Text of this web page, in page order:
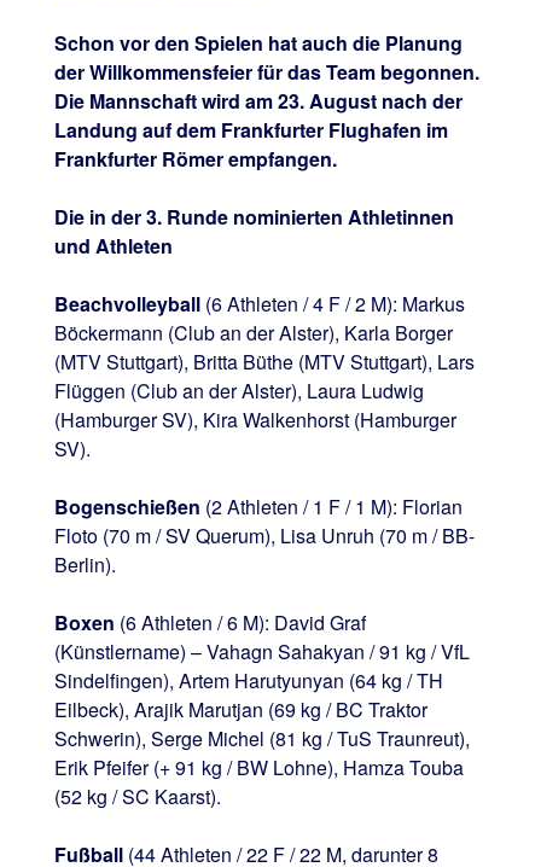
Schon vor den Spielen hat auch die Planung
der Willkommensfeier für das Team begonnen.
Die Mannschaft wird am 23. August nach der
Landung auf dem Frankfurter Flughafen im
Frankfurter Römer empfangen.
Die in der 3. Runde nominierten Athletinnen
und Athleten
Beachvolleyball (6 Athleten / 4 F / 2 M): Markus
Böckermann (Club an der Alster), Karla Borger
(MTV Stuttgart), Britta Büthe (MTV Stuttgart), Lars
Flüggen (Club an der Alster), Laura Ludwig
(Hamburger SV), Kira Walkenhorst (Hamburger
SV).
Bogenschießen (2 Athleten / 1 F / 1 M): Florian
Floto (70 m / SV Querum), Lisa Unruh (70 m / BB-
Berlin).
Boxen (6 Athleten / 6 M): David Graf
(Künstlername) – Vahagn Sahakyan / 91 kg / VfL
Sindelfingen), Artem Harutyunyan (64 kg / TH
Eilbeck), Arajik Marutjan (69 kg / BC Traktor
Schwerin), Serge Michel (81 kg / TuS Traunreut),
Erik Pfeifer (+ 91 kg / BW Lohne), Hamza Touba
(52 kg / SC Kaarst).
Fußball (44 Athleten / 22 F / 22 M, darunter 8